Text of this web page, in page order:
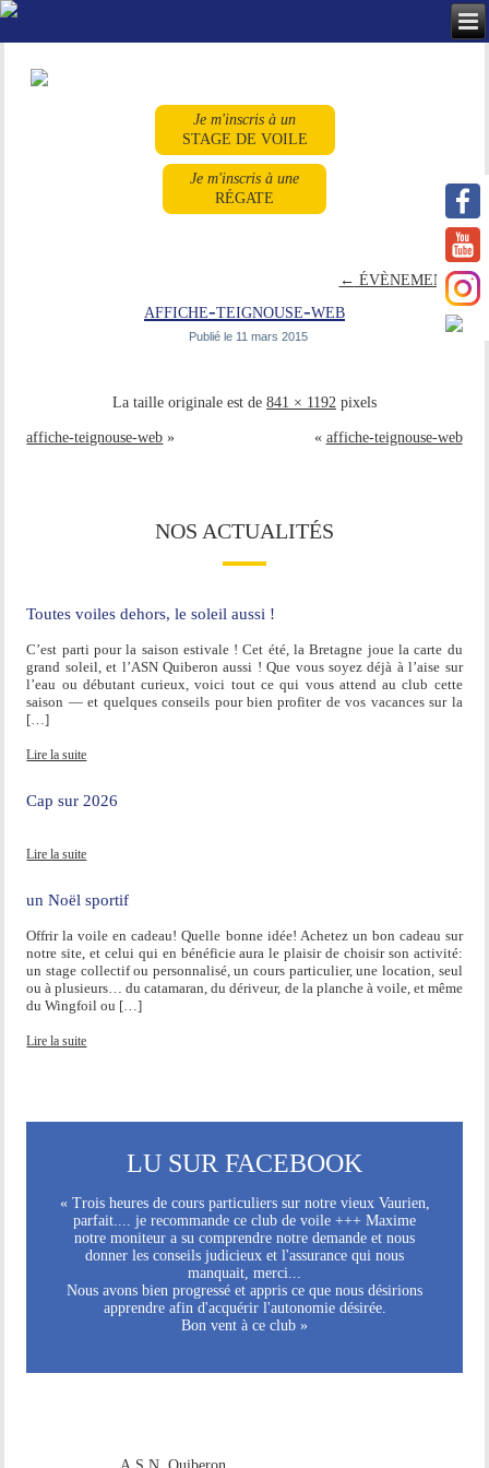
Je m'inscris à un
STAGE DE VOILE
Je m'inscris à une
RÉGATE
← ÉVÈNEMENTS
affiche-teignouse-web
Publié le 11 mars 2015
La taille originale est de 841 × 1192 pixels
affiche-teignouse-web » « affiche-teignouse-web
NOS ACTUALITÉS
Toutes voiles dehors, le soleil aussi !
C’est parti pour la saison estivale ! Cet été, la Bretagne joue la carte du
grand soleil, et l’ASN Quiberon aussi ! Que vous soyez déjà à l’aise sur
l’eau ou débutant curieux, voici tout ce qui vous attend au club cette
saison — et quelques conseils pour bien profiter de vos vacances sur la
[…]
Lire la suite
Cap sur 2026
Lire la suite
un Noël sportif
Offrir la voile en cadeau! Quelle bonne idée! Achetez un bon cadeau sur
notre site, et celui qui en bénéficie aura le plaisir de choisir son activité:
un stage collectif ou personnalisé, un cours particulier, une location, seul
ou à plusieurs… du catamaran, du dériveur, de la planche à voile, et même
du Wingfoil ou […]
Lire la suite
LU SUR FACEBOOK
« Trois heures de cours particuliers sur notre vieux Vaurien,
parfait.... je recommande ce club de voile +++ Maxime
notre moniteur a su comprendre notre demande et nous
donner les conseils judicieux et l'assurance qui nous
manquait, merci...
Nous avons bien progressé et appris ce que nous désirions
apprendre afin d'acquérir l'autonomie désirée.
Bon vent à ce club »